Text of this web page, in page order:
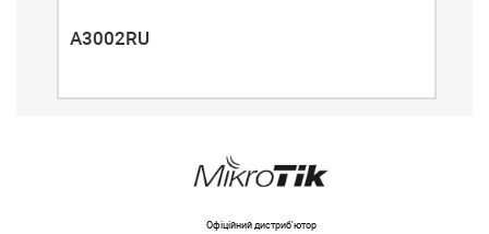
A3002RU
Офіційний дистриб'ютор